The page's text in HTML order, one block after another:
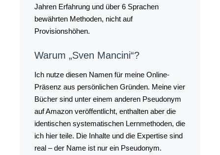
Jahren Erfahrung und über 6 Sprachen
bewährten Methoden, nicht auf
Provisionshöhen.
Warum „Sven Mancini“?
Ich nutze diesen Namen für meine Online-
Präsenz aus persönlichen Gründen. Meine vier
Bücher sind unter einem anderen Pseudonym
auf Amazon veröffentlicht, enthalten aber die
identischen systematischen Lernmethoden, die
ich hier teile. Die Inhalte und die Expertise sind
real – der Name ist nur ein Pseudonym.